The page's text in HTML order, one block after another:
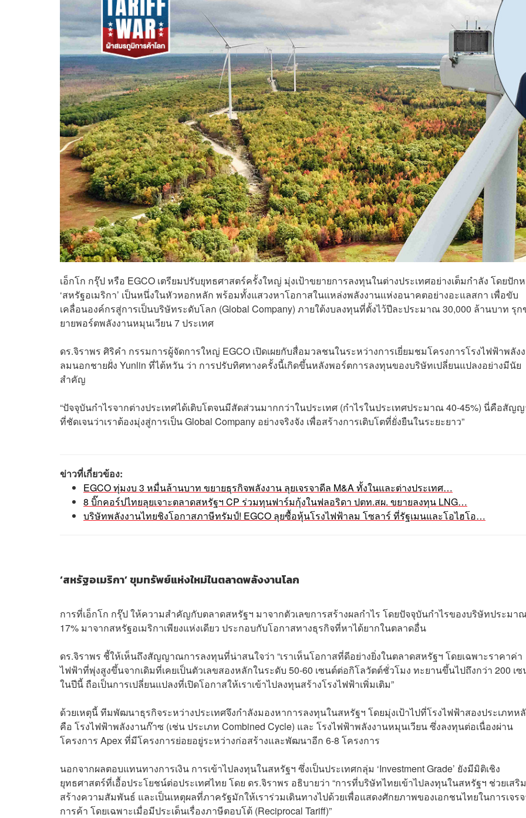
เอ็กโก กรุ๊ป หรือ EGCO เตรียมปรับยุทธศาสตร์ครั้งใหญ่ มุ่งเป้าขยายการลงทุนในต่างประเทศอย่างเต็มกำลัง โดยปัก
‘สหรัฐอเมริกา’ เป็นหนึ่งในหัวหอกหลัก พร้อมทั้งแสวงหาโอกาสในแหล่งพลังงานแห่งอนาคตอย่างอะแลสกา เพื่อขับ
เคลื่อนองค์กรสู่การเป็นบริษัทระดับโลก (Global Company) ภายใต้งบลงทุนที่ตั้งไว้ปีละประมาณ 30,000 ล้านบาท รุก
ยายพอร์ตพลังงานหมุนเวียน 7 ประเทศ
ดร.จิราพร ศิริคำ กรรมการผู้จัดการใหญ่ EGCO เปิดเผยกับสื่อมวลชนในระหว่างการเยี่ยมชมโครงการโรงไฟฟ้าพลัง
ลมนอกชายฝั่ง Yunlin ที่ไต้หวัน ว่า การปรับทิศทางครั้งนี้เกิดขึ้นหลังพอร์ตการลงทุนของบริษัทเปลี่ยนแปลงอย่างมีนัย
สำคัญ
“ปัจจุบันกำไรจากต่างประเทศได้เติบโตจนมีสัดส่วนมากกว่าในประเทศ (กำไรในประเทศประมาณ 40-45%) นี่คือสัญ
ที่ชัดเจนว่าเราต้องมุ่งสู่การเป็น Global Company อย่างจริงจัง เพื่อสร้างการเติบโตที่ยั่งยืนในระยะยาว”
ข่าวที่เกี่ยวข้อง:
EGCO ทุ่มงบ 3 หมื่นล้านบาท ขยายธุรกิจพลังงาน ลุยเจรจาดีล M&A ทั้งในและต่างประเทศ…
8 บิ๊กคอร์ปไทยลุยเจาะตลาดสหรัฐฯ CP ร่วมทุนฟาร์มกุ้งในฟลอริดา ปตท.สผ. ขยายลงทุน LNG…
บริษัทพลังงานไทยชิงโอกาสภาษีทรัมป์! EGCO ลุยซื้อหุ้นโรงไฟฟ้าลม โซลาร์ ที่รัฐเมนและโอไฮโอ…
‘สหรัฐอเมริกา’ ขุมทรัพย์แห่งใหม่ในตลาดพลังงานโลก
การที่เอ็กโก กรุ๊ป ให้ความสำคัญกับตลาดสหรัฐฯ มาจากตัวเลขการสร้างผลกำไร โดยปัจจุบันกำไรของบริษัทประมา
17% มาจากสหรัฐอเมริกาเพียงแห่งเดียว ประกอบกับโอกาสทางธุรกิจที่หาได้ยากในตลาดอื่น
ดร.จิราพร ชี้ให้เห็นถึงสัญญาณการลงทุนที่น่าสนใจว่า “เราเห็นโอกาสที่ดีอย่างยิ่งในตลาดสหรัฐฯ โดยเฉพาะราคาค่า
ไฟฟ้าที่พุ่งสูงขึ้นจากเดิมที่เคยเป็นตัวเลขสองหลักในระดับ 50-60 เซนต์ต่อกิโลวัตต์ชั่วโมง ทะยานขึ้นไปถึงกว่า 200 เซ
ในปีนี้ ถือเป็นการเปลี่ยนแปลงที่เปิดโอกาสให้เราเข้าไปลงทุนสร้างโรงไฟฟ้าเพิ่มเติม”
ด้วยเหตุนี้ ทีมพัฒนาธุรกิจระหว่างประเทศจึงกำลังมองหาการลงทุนในสหรัฐฯ โดยมุ่งเป้าไปที่โรงไฟฟ้าสองประเภทห
คือ โรงไฟฟ้าพลังงานก๊าซ (เช่น ประเภท Combined Cycle) และ โรงไฟฟ้าพลังงานหมุนเวียน ซึ่งลงทุนต่อเนื่องผ่าน
โครงการ Apex ที่มีโครงการย่อยอยู่ระหว่างก่อสร้างและพัฒนาอีก 6-8 โครงการ
นอกจากผลตอบแทนทางการเงิน การเข้าไปลงทุนในสหรัฐฯ ซึ่งเป็นประเทศกลุ่ม ‘Investment Grade’ ยังมีมิติเชิง
ยุทธศาสตร์ที่เอื้อประโยชน์ต่อประเทศไทย โดย ดร.จิราพร อธิบายว่า “การที่บริษัทไทยเข้าไปลงทุนในสหรัฐฯ ช่วยเสริม
สร้างความสัมพันธ์ และเป็นเหตุผลที่ภาครัฐมักให้เราร่วมเดินทางไปด้วยเพื่อแสดงศักยภาพของเอกชนไทยในการเจร
การค้า โดยเฉพาะเมื่อมีประเด็นเรื่องภาษีตอบโต้ (Reciprocal Tariff)”